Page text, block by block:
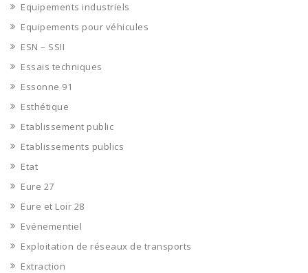
Equipements industriels
Equipements pour véhicules
ESN – SSII
Essais techniques
Essonne 91
Esthétique
Etablissement public
Etablissements publics
Etat
Eure 27
Eure et Loir 28
Evénementiel
Exploitation de réseaux de transports
Extraction